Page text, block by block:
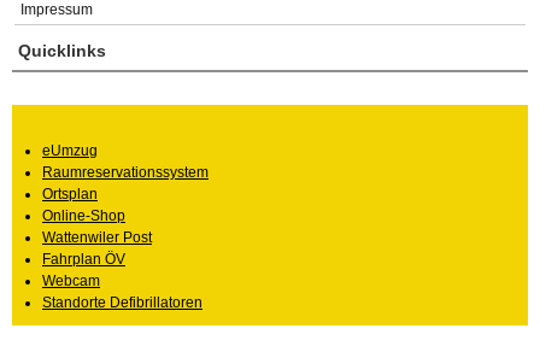
Impressum
Quicklinks
eUmzug
Raumreservationssystem
Ortsplan
Online-Shop
Wattenwiler Post
Fahrplan ÖV
Webcam
Standorte Defibrillatoren